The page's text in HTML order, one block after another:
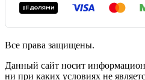
Все права защищены.
Данный сайт носит
ни при каких условиях не